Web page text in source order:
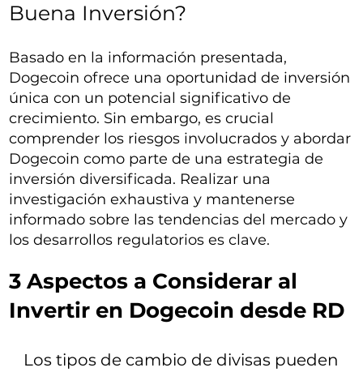
Buena Inversión?
Basado en la información presentada,
Dogecoin ofrece una oportunidad de inversión
única con un potencial significativo de
crecimiento. Sin embargo, es crucial
comprender los riesgos involucrados y abordar
Dogecoin como parte de una estrategia de
inversión diversificada. Realizar una
investigación exhaustiva y mantenerse
informado sobre las tendencias del mercado y
los desarrollos regulatorios es clave.
3 Aspectos a Considerar al
Invertir en Dogecoin desde RD
Los tipos de cambio de divisas pueden